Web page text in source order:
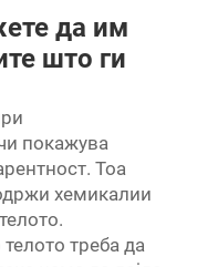
да им
што ги
покажува
Тоа
хемикалии
треба да